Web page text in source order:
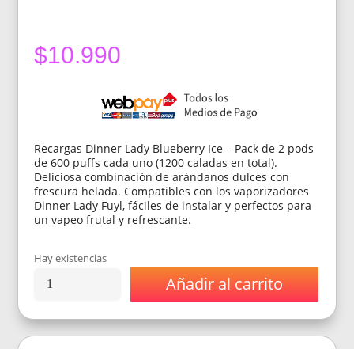
$10.990
Recargas Dinner Lady Blueberry Ice – Pack de 2 pods
de 600 puffs cada uno (1200 caladas en total).
Deliciosa combinación de arándanos dulces con
frescura helada. Compatibles con los vaporizadores
Dinner Lady Fuyl, fáciles de instalar y perfectos para
un vapeo frutal y refrescante.
Hay existencias
Recargas
Lady
Sabor
Añadir al carrito